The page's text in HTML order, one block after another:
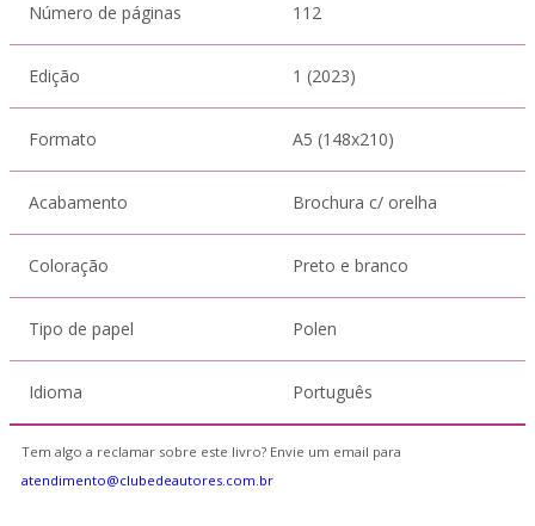
Número de páginas 112
Edição 1 (2023)
Formato A5 (148x210)
Acabamento Brochura c/ orelha
Coloração Preto e branco
Tipo de papel Polen
Idioma Português
Tem algo a reclamar sobre este livro? Envie um email para
atendimento@clubedeautores.com.br